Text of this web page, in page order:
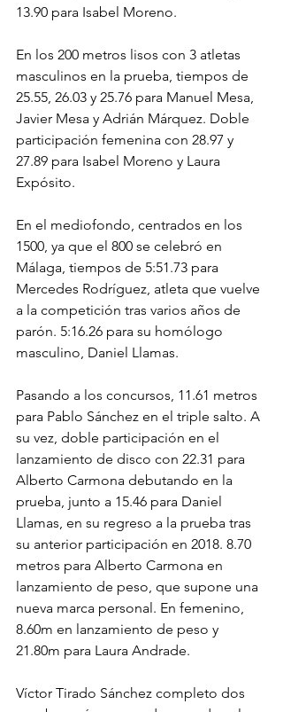
13.90 para Isabel Moreno.
En los 200 metros lisos con 3 atletas
masculinos en la prueba, tiempos de
25.55, 26.03 y 25.76 para Manuel Mesa,
Javier Mesa y Adrián Márquez. Doble
participación femenina con 28.97 y
27.89 para Isabel Moreno y Laura
Expósito.
En el mediofondo, centrados en los
1500, ya que el 800 se celebró en
Málaga, tiempos de 5:51.73 para
Mercedes Rodríguez, atleta que vuelve
a la competición tras varios años de
parón. 5:16.26 para su homólogo
masculino, Daniel Llamas.
Pasando a los concursos, 11.61 metros
para Pablo Sánchez en el triple salto. A
su vez, doble participación en el
lanzamiento de disco con 22.31 para
Alberto Carmona debutando en la
prueba, junto a 15.46 para Daniel
Llamas, en su regreso a la prueba tras
su anterior participación en 2018. 8.70
metros para Alberto Carmona en
lanzamiento de peso, que supone una
nueva marca personal. En femenino,
8.60m en lanzamiento de peso y
21.80m para Laura Andrade.
Víctor Tirado Sánchez completo dos